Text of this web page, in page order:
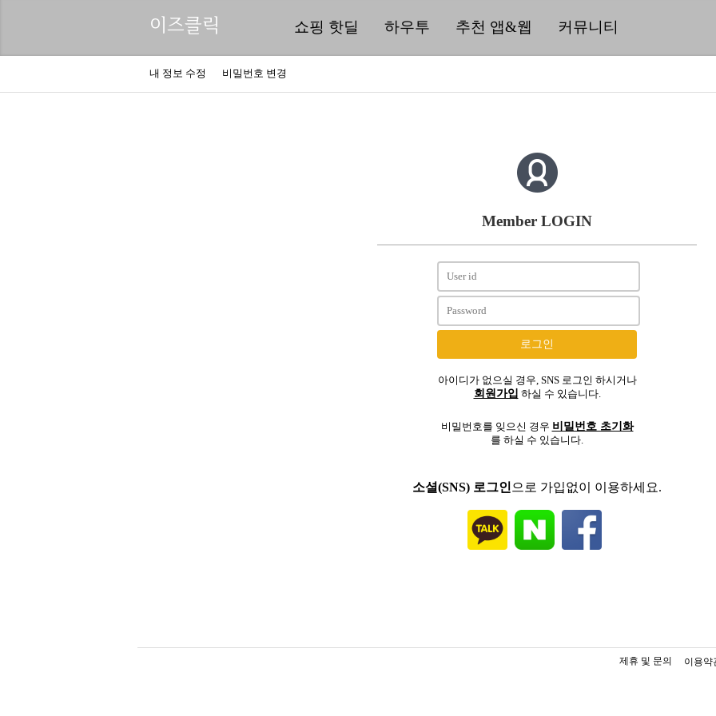
이즈클릭 쇼핑 핫딜 하우투 추천 앱&웹 커뮤니티
내 정보 수정 비밀번호 변경
Member LOGIN
아이디가 없으실 경우, SNS 로그인 하시거나
회원가입 하실 수 있습니다.
비밀번호를 잊으신 경우 비밀번호 초기화
를 하실 수 있습니다.
소셜(SNS) 로그인 으로 가입없이 이용하세요.
이용약
제휴 및 문의